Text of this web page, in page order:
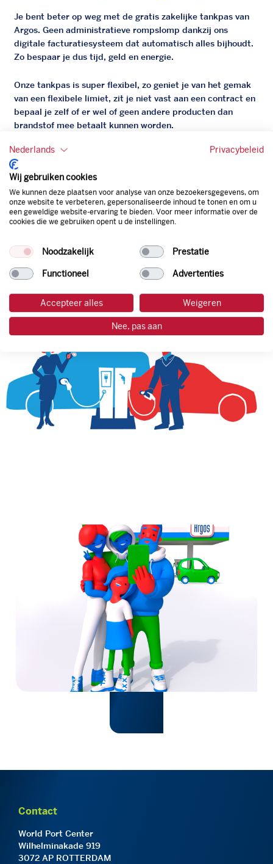
Je bent beter op weg met de gratis zakelijke tankpas van
Argos. Geen administratieve rompslomp dankzij ons
digitale facturatiesysteem dat automatisch alles bijhoudt.
Zo bespaar je dus tijd, geld en energie.
Onze tankpas is super flexibel, zo geniet je van het gemak
van een flexibele limiet, zit je niet vast aan een contract en
bepaal je zelf of er wel of geen andere producten dan
brandstof mee betaalt kunnen worden.
korting. Mocht de pompprijs toch lager zijn dan betaal je
natuurlijk de prijs aan de pomp. Zo ben je altijd verzekerd
van de laagste prijs.
tankpas aanvragen
laadpas aanvragen
Contact
World Port Center
Wilhelminakade 919
3072 AP ROTTERDAM
Nederlands Privacybeleid
Wij gebruiken cookies
We kunnen deze plaatsen voor analyse van onze bezoekersgegevens, om
onze website te verbeteren, gepersonaliseerde inhoud te tonen en om u
een geweldige website-ervaring te bieden. Voor meer informatie over de
cookies die we gebruiken opent u de instellingen.
Noodzakelijk Prestatie
Functioneel Advertenties
Accepteer alles Weigeren
Nee, pas aan